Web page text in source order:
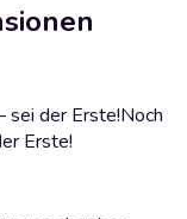
sei der Erste!Noch
Erste!